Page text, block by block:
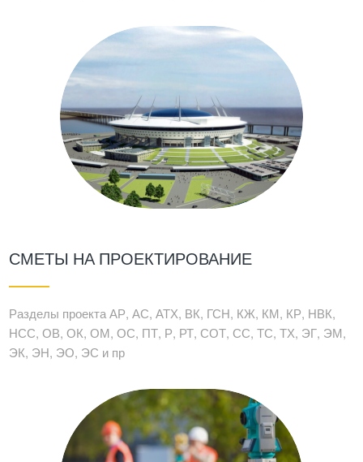
СМЕТЫ НА ПРОЕКТИРОВАНИЕ
Разделы проекта АР, АС, АТХ, ВК, ГСН, КЖ, КМ, КР, НВК,
НСС, ОВ, ОК, ОМ, ОС, ПТ, Р, РТ, СОТ, СС, ТС, ТХ, ЭГ, ЭМ,
ЭК, ЭН, ЭО, ЭС и пр